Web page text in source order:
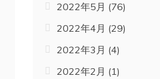
2022年5月 (76)
2022年4月 (29)
2022年3月 (4)
2022年2月 (1)